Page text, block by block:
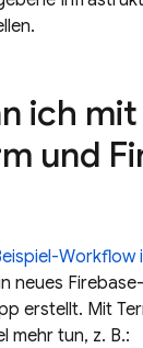
ich mit
und
Workflow
neues
erstellt. Mit
mehr tun, z. B.: